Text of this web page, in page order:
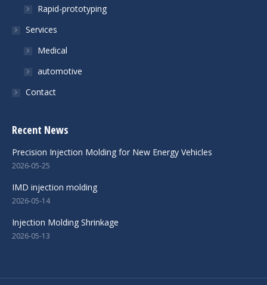
Rapid-prototyping
Services
Medical
automotive
Contact
Recent News
Precision Injection Molding for New Energy Vehicles
2026-05-25
IMD injection molding
2026-05-14
Injection Molding Shrinkage
2026-05-13